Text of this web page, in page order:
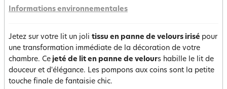
Informations environnementales
Jetez sur votre lit un joli tissu en panne de velours irisé pour
une transformation immédiate de la décoration de votre
chambre. Ce jeté de lit en panne de velours habille le lit de
douceur et d'élégance. Les pompons aux coins sont la petite
touche finale de fantaisie chic.